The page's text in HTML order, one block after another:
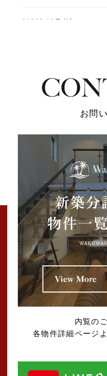
2026年02月 (2)
2025年11月 (4)
2025年09月 (3)
2025年07月 (2)
2025年06月 (2)
2025年04月 (4)
2025年03月 (5)
2025年02月 (2)
2025年01月 (5)
2024年12月 (1)
2024年11月 (2)
お問
内覧の
各物件詳細ページ